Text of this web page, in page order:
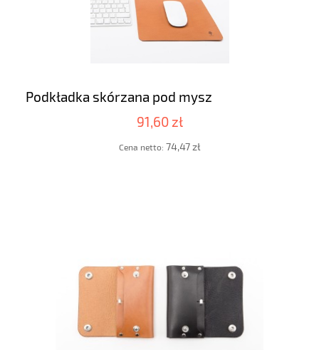
Podkładka skórzana pod mysz
91,60 zł
Cena netto: 74,47 zł